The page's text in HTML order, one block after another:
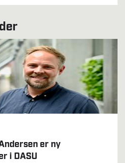
er ny
i DASU